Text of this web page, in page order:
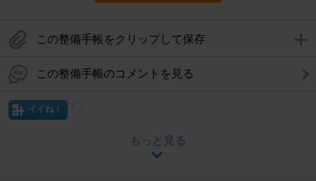
この整備手帳をクリップして保存
この整備手帳のコメントを見る
イイね！
もっと見る